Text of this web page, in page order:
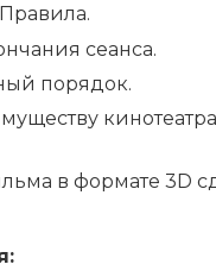
сеанса.
порядок.
в формате 3D